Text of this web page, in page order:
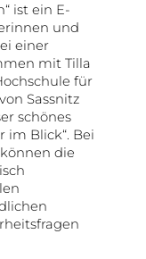
ist ein E-
und
einer
mit Tilla
für
Sassnitz
schönes
im Blick“. Bei
die